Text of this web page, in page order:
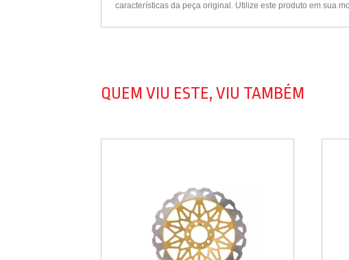
características da peça original. Utilize este produto em sua
QUEM VIU ESTE, VIU TAMBÉM